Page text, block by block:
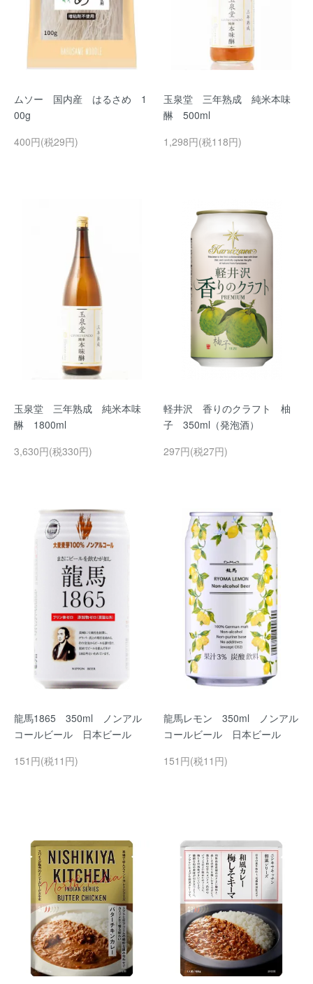
ムソー 国内産 はるさめ 1
00g
400円(税29円)
玉泉堂 三年熟成 純米本味
醂 500ml
1,298円(税118円)
玉泉堂 三年熟成 純米本味
醂 1800ml
3,630円(税330円)
軽井沢 香りのクラフト 柚
子 350ml（発泡酒）
297円(税27円)
龍馬1865 350ml ノンアル
コールビール 日本ビール
151円(税11円)
龍馬レモン 350ml ノンアル
コールビール 日本ビール
151円(税11円)